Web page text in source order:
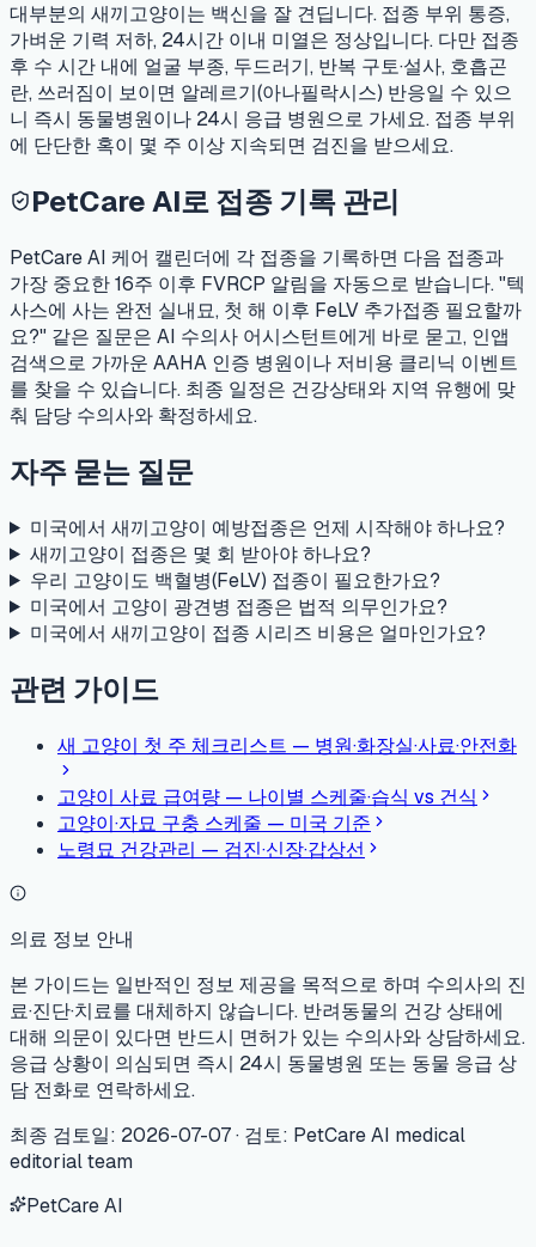
대부분의 새끼고양이는 백신을 잘 견딥니다. 접종 부위 통증,
가벼운 기력 저하, 24시간 이내 미열은 정상입니다. 다만 접종
후 수 시간 내에 얼굴 부종, 두드러기, 반복 구토·설사, 호흡곤
란, 쓰러짐이 보이면 알레르기(아나필락시스) 반응일 수 있으
니 즉시 동물병원이나 24시 응급 병원으로 가세요. 접종 부위
에 단단한 혹이 몇 주 이상 지속되면 검진을 받으세요.
PetCare AI로 접종 기록 관리
PetCare AI 케어 캘린더에 각 접종을 기록하면 다음 접종과
가장 중요한 16주 이후 FVRCP 알림을 자동으로 받습니다. "텍
사스에 사는 완전 실내묘, 첫 해 이후 FeLV 추가접종 필요할까
요?" 같은 질문은 AI 수의사 어시스턴트에게 바로 묻고, 인앱
검색으로 가까운 AAHA 인증 병원이나 저비용 클리닉 이벤트
를 찾을 수 있습니다. 최종 일정은 건강상태와 지역 유행에 맞
춰 담당 수의사와 확정하세요.
자주 묻는 질문
미국에서 새끼고양이 예방접종은 언제 시작해야 하나요?
새끼고양이 접종은 몇 회 받아야 하나요?
우리 고양이도 백혈병(FeLV) 접종이 필요한가요?
미국에서 고양이 광견병 접종은 법적 의무인가요?
미국에서 새끼고양이 접종 시리즈 비용은 얼마인가요?
관련 가이드
새 고양이 첫 주 체크리스트 — 병원·화장실·사료·안전화
고양이 사료 급여량 — 나이별 스케줄·습식 vs 건식
고양이·자묘 구충 스케줄 — 미국 기준
노령묘 건강관리 — 검진·신장·갑상선
의료 정보 안내
본 가이드는 일반적인 정보 제공을 목적으로 하며 수의사의 진
료·진단·치료를 대체하지 않습니다. 반려동물의 건강 상태에
대해 의문이 있다면 반드시 면허가 있는 수의사와 상담하세요.
응급 상황이 의심되면 즉시 24시 동물병원 또는 동물 응급 상
담 전화로 연락하세요.
최종 검토일: 2026-07-07· 검토: PetCare AI medical
editorial team
PetCare AI